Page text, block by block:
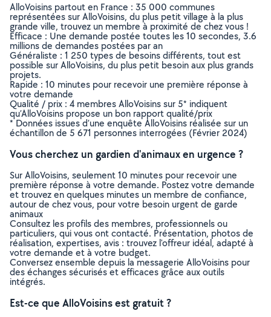
AlloVoisins partout en France : 35 000 communes
représentées sur AlloVoisins, du plus petit village à la plus
grande ville, trouvez un membre à proximité de chez vous !
Efficace : Une demande postée toutes les 10 secondes, 3.6
millions de demandes postées par an
Généraliste : 1 250 types de besoins différents, tout est
possible sur AlloVoisins, du plus petit besoin aux plus grands
projets.
Rapide : 10 minutes pour recevoir une première réponse à
votre demande
Qualité / prix : 4 membres AlloVoisins sur 5* indiquent
qu’AlloVoisins propose un bon rapport qualité/prix
* Données issues d’une enquête AlloVoisins réalisée sur un
échantillon de 5 671 personnes interrogées (Février 2024)
Vous cherchez un gardien d'animaux en urgence ?
Sur AlloVoisins, seulement 10 minutes pour recevoir une
première réponse à votre demande. Postez votre demande
et trouvez en quelques minutes un membre de confiance,
autour de chez vous, pour votre besoin urgent de garde
animaux
Consultez les profils des membres, professionnels ou
particuliers, qui vous ont contacté. Présentation, photos de
réalisation, expertises, avis : trouvez l'offreur idéal, adapté à
votre demande et à votre budget.
Conversez ensemble depuis la messagerie AlloVoisins pour
des échanges sécurisés et efficaces grâce aux outils
intégrés.
Est-ce que AlloVoisins est gratuit ?